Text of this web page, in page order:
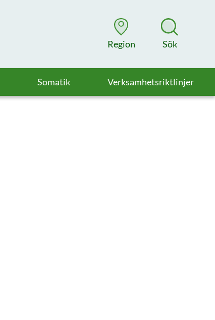
Region Sök
Somatik Verksamhetsriktlinjer